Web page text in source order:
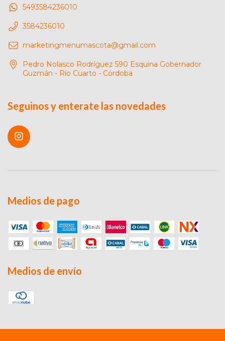
5493584236010
3584236010
marketingmenumascota@gmail.com
Pedro Nolasco Rodríguez 590 Esquina Gobernador
Guzmán - Río Cuarto - Córdoba
Seguinos y enterate las novedades
Medios de pago
Medios de envío